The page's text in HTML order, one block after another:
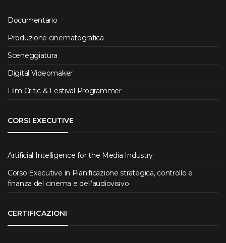
Documentario
Produzione cinematografica
Sceneggiatura
Digital Videomaker
Film Critic & Festival Programmer
CORSI EXECUTIVE
Artificial Intelligence for the Media Industry
Corso Executive in Pianificazione strategica, controllo e
finanza del cinema e dell’audiovisivo
CERTIFICAZIONI